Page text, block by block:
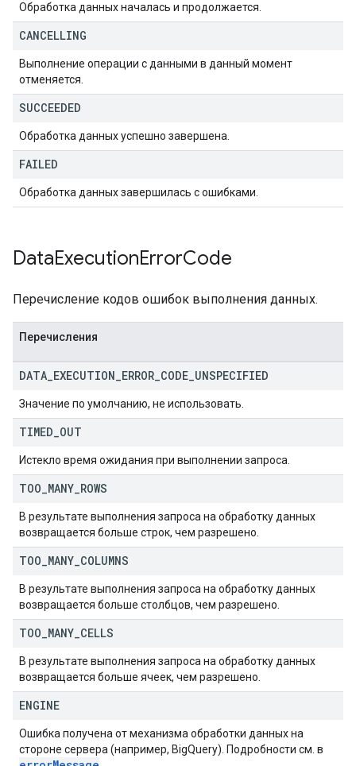
Обработка данных началась и продолжается.
CANCELLING
Выполнение операции с данными в данный момент
отменяется.
SUCCEEDED
Обработка данных успешно завершена.
FAILED
Обработка данных завершилась с ошибками.
DataExecutionErrorCode
Перечисление кодов ошибок выполнения данных.
Перечисления
DATA EXECUTION ERROR CODE UNSPECIFIED
Значение по умолчанию, не использовать.
TIMED OUT
Истекло время ожидания при выполнении запроса.
TOO MANY ROWS
В результате выполнения запроса на обработку данных
возвращается больше строк, чем разрешено.
TOO MANY COLUMNS
В результате выполнения запроса на обработку данных
возвращается больше столбцов, чем разрешено.
TOO MANY CELLS
В результате выполнения запроса на обработку данных
возвращается больше ячеек, чем разрешено.
ENGINE
Ошибка получена от механизма обработки данных на
стороне сервера (например, BigQuery). Подробности см. в